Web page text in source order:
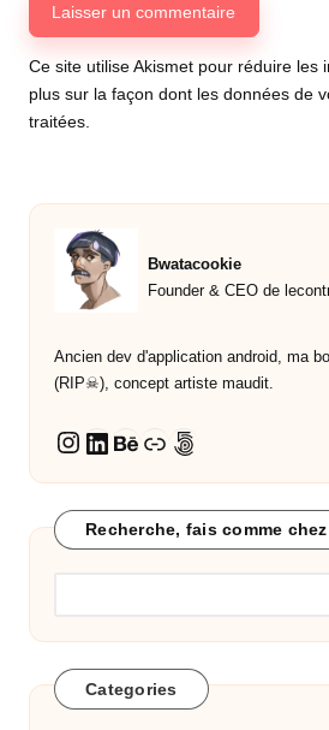
Ce site utilise Akismet pour réduire les
plus sur la façon dont les données de
traitées
Bwatacookie
Founder & CEO de
Ancien dev d'application android, ma
(RIP☠︎︎), concept artiste maudit.
Instagram
LinkedIn
Behance
Lien500px
Recherche, fais comme
Categories